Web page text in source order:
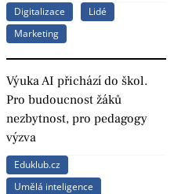
Digitalizace
Lidé
Marketing
Výuka AI přichází do škol.
Pro budoucnost žáků
nezbytnost, pro pedagogy
výzva
Eduklub.cz
Umělá inteligence